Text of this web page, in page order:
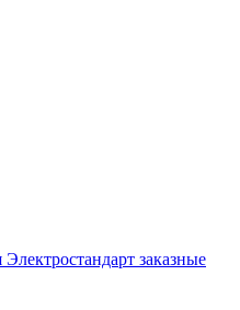
заказные